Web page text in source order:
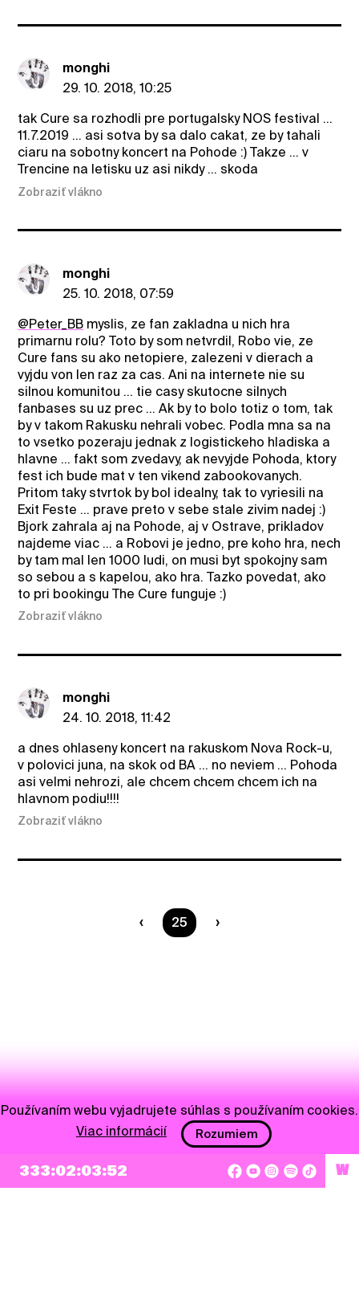
monghi
29. 10. 2018, 10:25
tak Cure sa rozhodli pre portugalsky NOS festival ...
11.7.2019 ... asi sotva by sa dalo cakat, ze by tahali
ciaru na sobotny koncert na Pohode :) Takze ... v
Trencine na letisku uz asi nikdy ... skoda
Zobraziť vlákno
monghi
25. 10. 2018, 07:59
@Peter_BB myslis, ze fan zakladna u nich hra
primarnu rolu? Toto by som netvrdil, Robo vie, ze
Cure fans su ako netopiere, zalezeni v dierach a
vyjdu von len raz za cas. Ani na internete nie su
silnou komunitou ... tie casy skutocne silnych
fanbases su uz prec ... Ak by to bolo totiz o tom, tak
by v takom Rakusku nehrali vobec. Podla mna sa na
to vsetko pozeraju jednak z logistickeho hladiska a
hlavne ... fakt som zvedavy, ak nevyjde Pohoda, ktory
fest ich bude mat v ten vikend zabookovanych.
Pritom taky stvrtok by bol idealny, tak to vyriesili na
Exit Feste ... prave preto v sebe stale zivim nadej :)
Bjork zahrala aj na Pohode, aj v Ostrave, prikladov
najdeme viac ... a Robovi je jedno, pre koho hra, nech
by tam mal len 1000 ludi, on musi byt spokojny sam
so sebou a s kapelou, ako hra. Tazko povedat, ako
to pri bookingu The Cure funguje :)
Zobraziť vlákno
monghi
24. 10. 2018, 11:42
a dnes ohlaseny koncert na rakuskom Nova Rock-u,
v polovici juna, na skok od BA ... no neviem ... Pohoda
asi velmi nehrozi, ale chcem chcem chcem ich na
hlavnom podiu!!!!
Zobraziť vlákno
Ste na strane
25
333:02:03:52 W
Používaním webu vyjadrujete súhlas s používaním cookies.
Viac informácií
Rozumiem